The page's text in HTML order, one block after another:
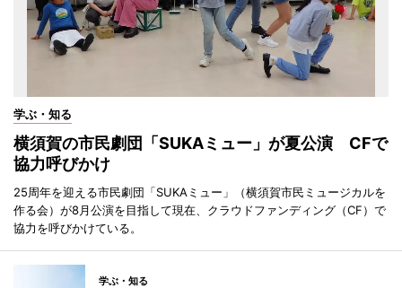
学ぶ・知る
横須賀の市民劇団「SUKAミュー」が夏公演 CFで
協力呼びかけ
25周年を迎える市民劇団「SUKAミュー」（横須賀市民ミュージカルを
作る会）が8月公演を目指して現在、クラウドファンディング（CF）で
協力を呼びかけている。
学ぶ・知る